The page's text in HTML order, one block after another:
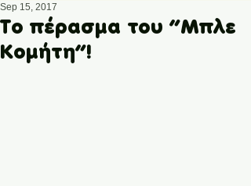
Το πέρασμα του “Μπλε
Κομήτη”!
Sep 15, 2017